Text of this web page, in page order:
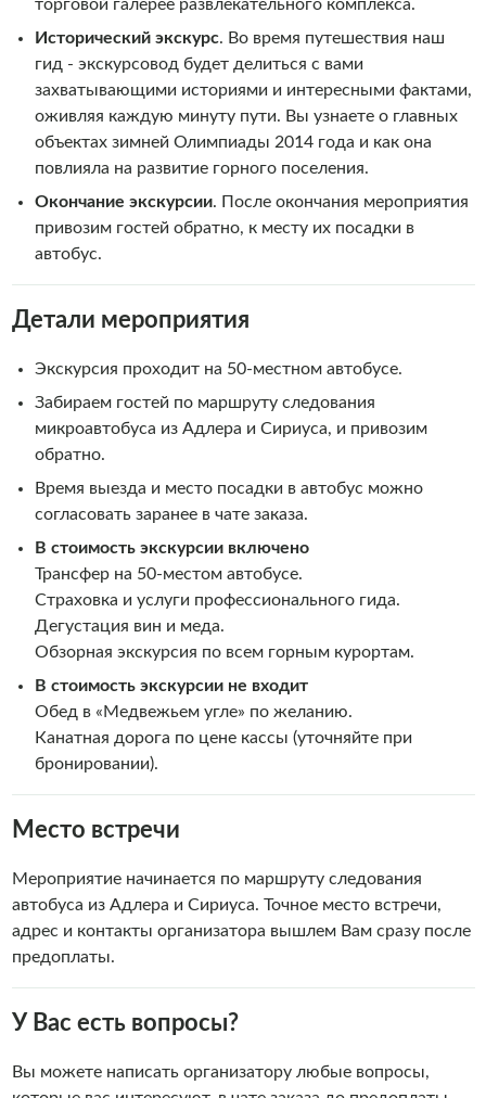
торговой галерее развлекательного комплекса.
Исторический экскурс. Во время путешествия наш
гид - экскурсовод будет делиться с вами
захватывающими историями и интересными фактами,
оживляя каждую минуту пути. Вы узнаете о главных
объектах зимней Олимпиады 2014 года и как она
повлияла на развитие горного поселения.
Окончание экскурсии. После окончания мероприятия
привозим гостей обратно, к месту их посадки в
автобус.
Детали мероприятия
Экскурсия проходит на 50-местном автобусе.
Забираем гостей по маршруту следования
микроавтобуса из Адлера и Сириуса, и привозим
обратно.
Время выезда и место посадки в автобус можно
согласовать заранее в чате заказа.
В стоимость экскурсии включено
Трансфер на 50-местом автобусе.
Страховка и услуги профессионального гида.
Дегустация вин и меда.
Обзорная экскурсия по всем горным курортам.
В стоимость экскурсии не входит
Обед в «Медвежьем угле» по желанию.
Канатная дорога по цене кассы (уточняйте при
бронировании).
Место встречи
Мероприятие начинается по маршруту следования
автобуса из Адлера и Сириуса. Точное место встречи,
адрес и контакты организатора вышлем Вам сразу после
предоплаты.
У Вас есть вопросы?
Вы можете написать организатору любые вопросы,